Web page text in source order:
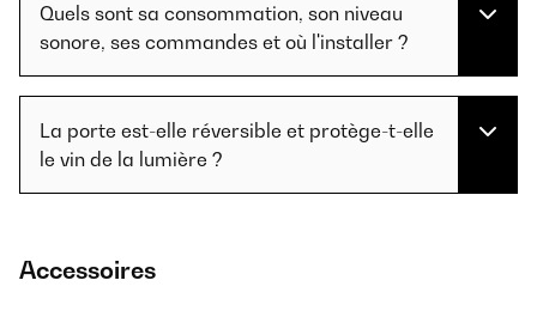
Quels sont sa consommation, son niveau
sonore, ses commandes et où l'installer ?
La porte est-elle réversible et protège-t-elle
le vin de la lumière ?
Accessoires